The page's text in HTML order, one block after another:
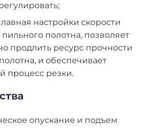
настройки скорости
полотна, позволяет
продлить ресурс прочности
и обеспечивает
процесс резки.
опускание и подъем